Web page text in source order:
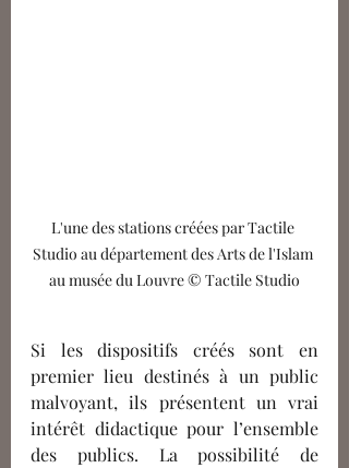
L'une des stations créées par Tactile
Studio au département des Arts de l'Islam
au musée du Louvre © Tactile Studio
Si les dispositifs créés sont en
premier lieu destinés à un public
malvoyant, ils présentent un vrai
intérêt didactique pour l’ensemble
des publics. La possibilité de